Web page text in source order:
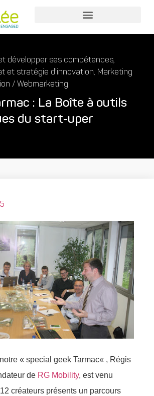
développer ses compétences,
et stratégie d'innovation, Marketing
/ Webmarketing
: La Boîte à outils
du start-uper
« special geek Tarmac« , Régis
de RG Mobility, est venu
créateurs présents un parcours